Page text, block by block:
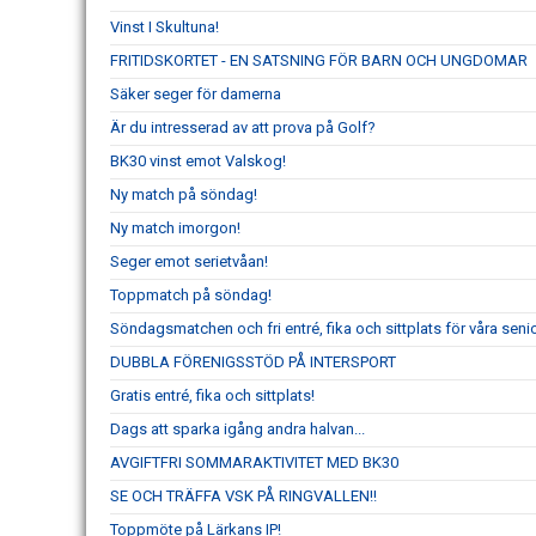
Vinst I Skultuna!
FRITIDSKORTET - EN SATSNING FÖR BARN OCH UNGDOMAR
Säker seger för damerna
Är du intresserad av att prova på Golf?
BK30 vinst emot Valskog!
Ny match på söndag!
Ny match imorgon!
Seger emot serietvåan!
Toppmatch på söndag!
Söndagsmatchen och fri entré, fika och sittplats för våra
DUBBLA FÖRENIGSSTÖD PÅ INTERSPORT
Gratis entré, fika och sittplats!
Dags att sparka igång andra halvan...
AVGIFTFRI SOMMARAKTIVITET MED BK30
SE OCH TRÄFFA VSK PÅ RINGVALLEN!!
Toppmöte på Lärkans IP!